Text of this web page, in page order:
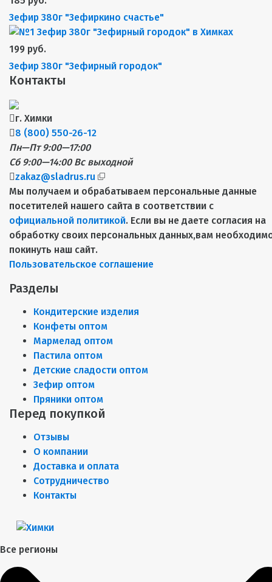
Зефир 380г "Зефиркино счастье"
199 руб.
Зефир 380г "Зефирный городок"
Контакты
г. Химки
8 (800) 550-26-12
Пн—Пт 9:00—17:00
Сб 9:00—14:00 Вс выходной
zakaz@sladrus.ru
Мы получаем и обрабатываем персональные данные
посетителей нашего сайта в соответствии с
официальной политикой. Если вы не даете согласия на
обработку своих персональных данных,вам
покинуть наш сайт.
Пользовательское соглашение
Разделы
Кондитерские изделия
Конфеты оптом
Мармелад оптом
Пастила оптом
Детские сладости оптом
Зефир оптом
Пряники оптом
Перед покупкой
Отзывы
О компании
Доставка и оплата
Сотрудничество
Контакты
Все регионы